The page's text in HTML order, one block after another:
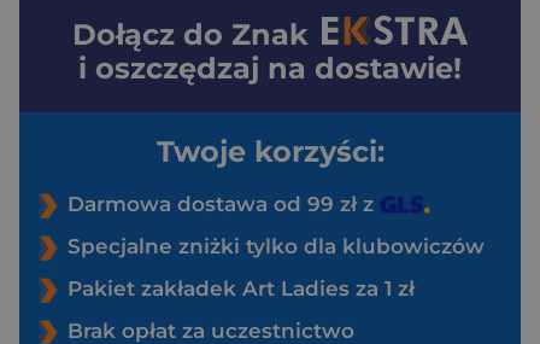
Dołącz do Znak
i oszczędzaj na dostawie!
Twoje korzyści:
Darmowa dostawa od 99 zł z
Specjalne zniżki tylko dla klubowiczów
Pakiet zakładek Art Ladies za 1 zł
Brak opłat za uczestnictwo